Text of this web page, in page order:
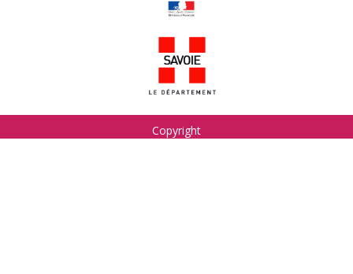
Copyright